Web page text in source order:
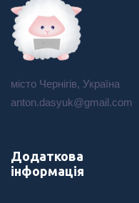
місто Чернігів, Україна
anton.dasyuk@gmail.com
Додаткова
інформація